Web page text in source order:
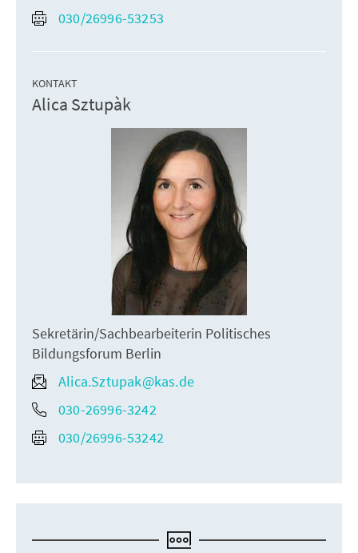
030/26996-53253
KONTAKT
Alica Sztupàk
Sekretärin/Sachbearbeiterin Politisches
Bildungsforum Berlin
Alica.Sztupak@kas.de
030-26996-3242
030/26996-53242